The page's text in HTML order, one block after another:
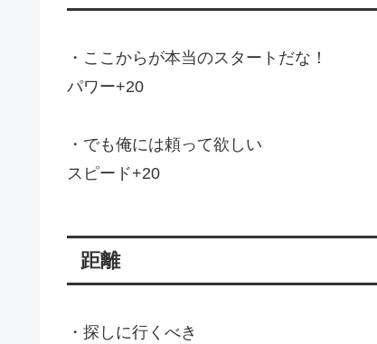
・ここからが本当のスタートだな！
パワー+20
・でも俺には頼って欲しい
スピード+20
距離
・探しに行くべき